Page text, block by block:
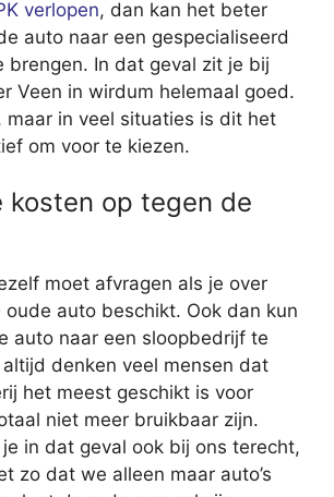
verlopen, dan kan het beter
auto naar een gespecialiseerd
brengen. In dat geval zit je bij
Veen in wirdum helemaal goed.
maar in veel situaties is dit het
om voor te kiezen.
kosten op tegen de
moet afvragen als je over
oude auto beschikt. Ook dan kun
auto naar een sloopbedrijf te
denken veel mensen dat
het meest geschikt is voor
niet meer bruikbaar zijn.
in dat geval ook bij ons terecht,
zo dat we alleen maar auto’s